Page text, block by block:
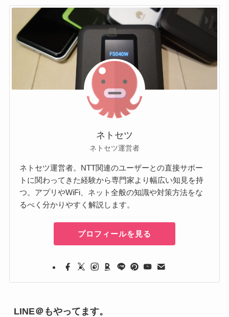
ネトセツ
ネトセツ運営者
ネトセツ運営者。NTT関連のユーザーとの直接サポー
トに関わってきた経験から専門家より幅広い知見を持
つ。アプリやWiFi、ネット全般の知識や対策方法をな
るべく分かりやすく解説します。
プロフィールを見る
LINE＠もやってます。